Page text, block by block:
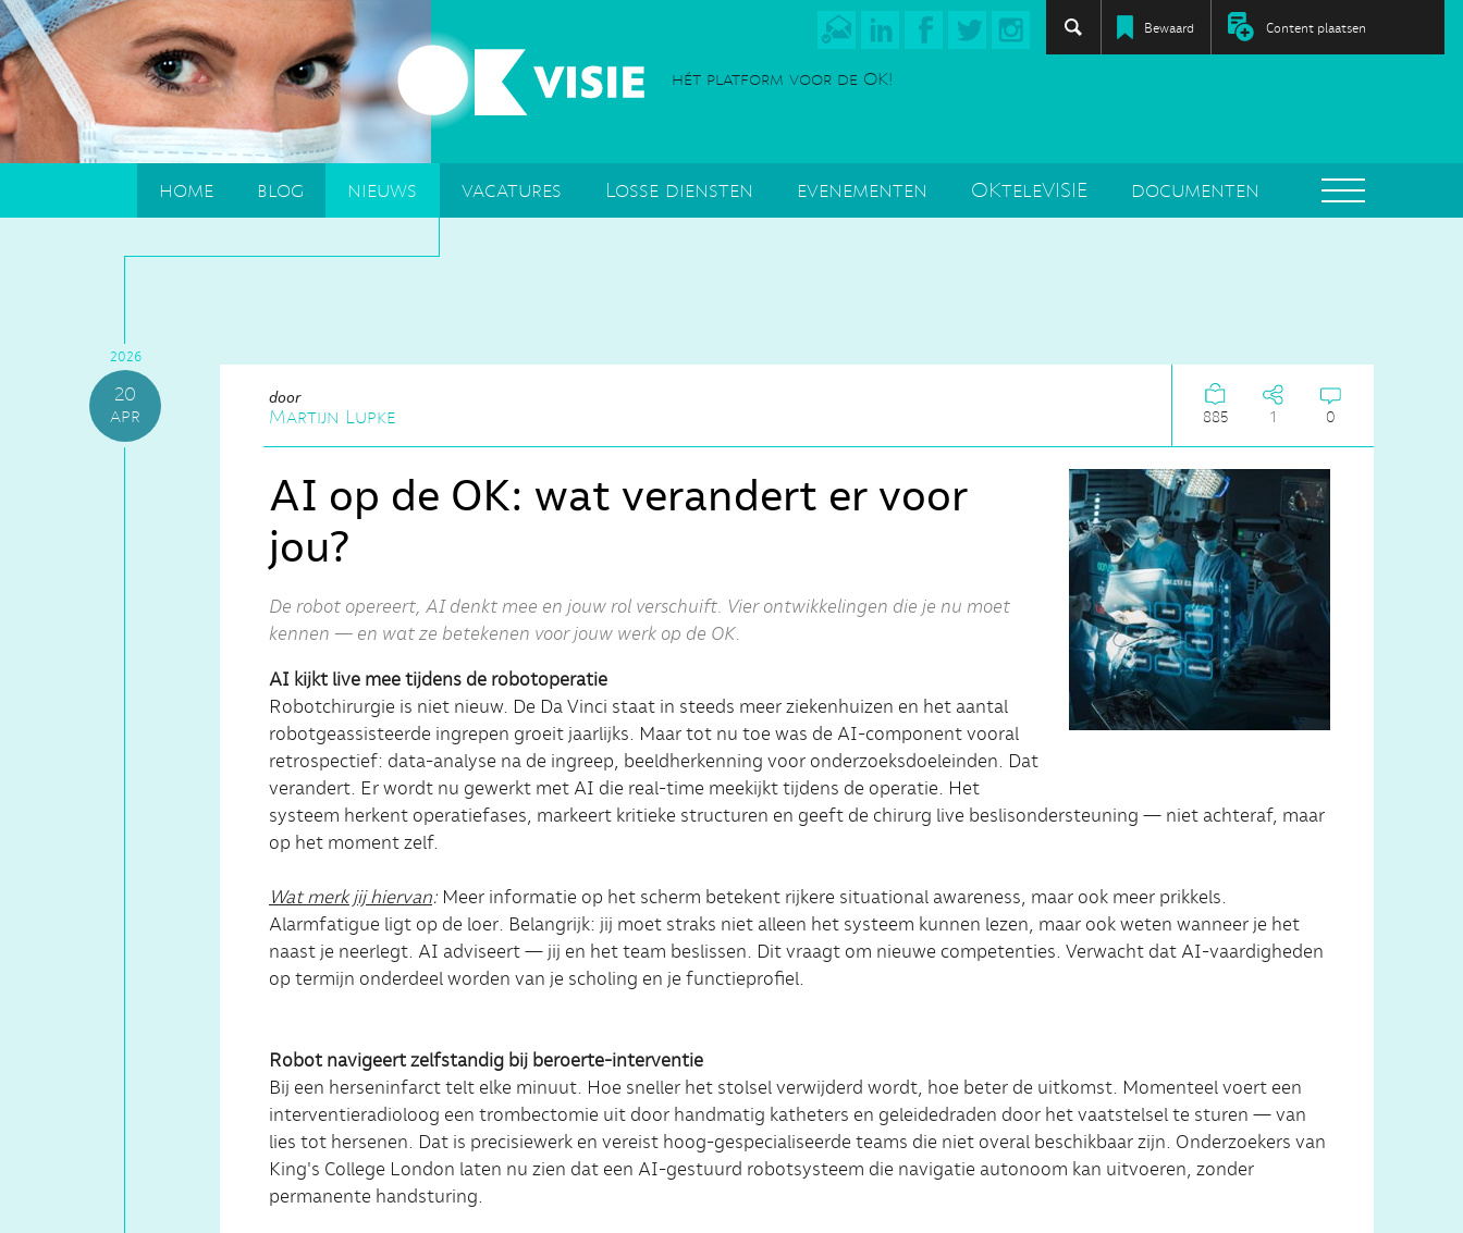
Bewaard Content plaatsen
hét platform voor de OK!
home blog nieuws vacatures Losse diensten evenementen OKteleVISIE documenten
2026
20
apr
door
Martijn Lupke 885 1 0
AI op de OK: wat verandert er voor
jou?
De robot opereert, AI denkt mee en jouw rol verschuift. Vier ontwikkelingen die je nu moet
kennen — en wat ze betekenen voor jouw werk op de OK.
AI kijkt live mee tijdens de robotoperatie
Robotchirurgie is niet nieuw. De Da Vinci staat in steeds meer ziekenhuizen en het aantal
robotgeassisteerde ingrepen groeit jaarlijks. Maar tot nu toe was de AI-component vooral
retrospectief: data-analyse na de ingreep, beeldherkenning voor onderzoeksdoeleinden. Dat
verandert. Er wordt nu gewerkt met AI die real-time meekijkt tijdens de operatie. Het
systeem herkent operatiefases, markeert kritieke structuren en geeft de chirurg live beslisondersteuning — niet achteraf, maar
op het moment zelf.
Wat merk jij hiervan: Meer informatie op het scherm betekent rijkere situational awareness, maar ook meer prikkels.
Alarmfatigue ligt op de loer. Belangrijk: jij moet straks niet alleen het systeem kunnen lezen, maar ook weten wanneer je het
naast je neerlegt. AI adviseert — jij en het team beslissen. Dit vraagt om nieuwe competenties. Verwacht dat AI-vaardigheden
op termijn onderdeel worden van je scholing en je functieprofiel.
Robot navigeert zelfstandig bij beroerte-interventie
Bij een herseninfarct telt elke minuut. Hoe sneller het stolsel verwijderd wordt, hoe beter de uitkomst. Momenteel voert een
interventieradioloog een trombectomie uit door handmatig katheters en geleidedraden door het vaatstelsel te sturen — van
lies tot hersenen. Dat is precisiewerk en vereist hoog-gespecialiseerde teams die niet overal beschikbaar zijn. Onderzoekers van
King's College London laten nu zien dat een AI-gestuurd robotsysteem die navigatie autonoom kan uitvoeren, zonder
permanente handsturing.